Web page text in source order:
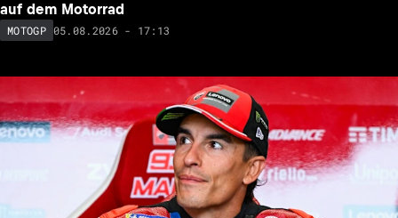
auf dem Motorrad
MOTOGP 05.08.2026 - 17:13